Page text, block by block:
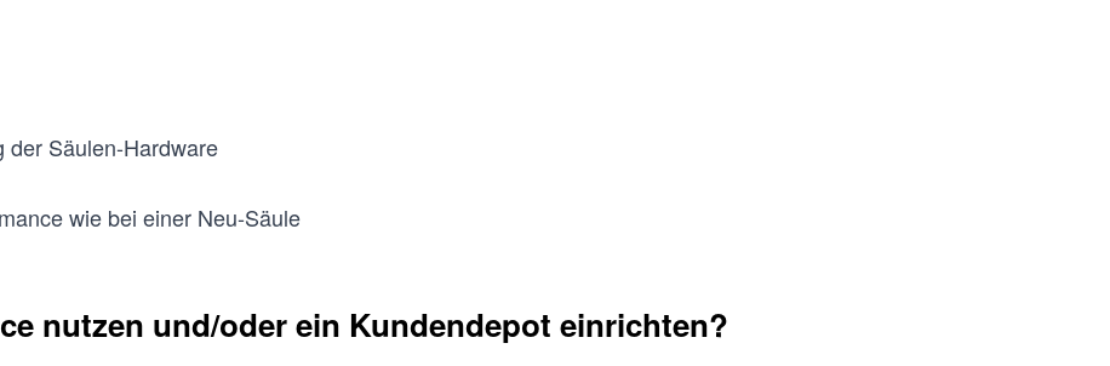
der Säulen-Hardware
wie bei einer Neu-Säule
nutzen und/oder ein Kundendepot einrichten?